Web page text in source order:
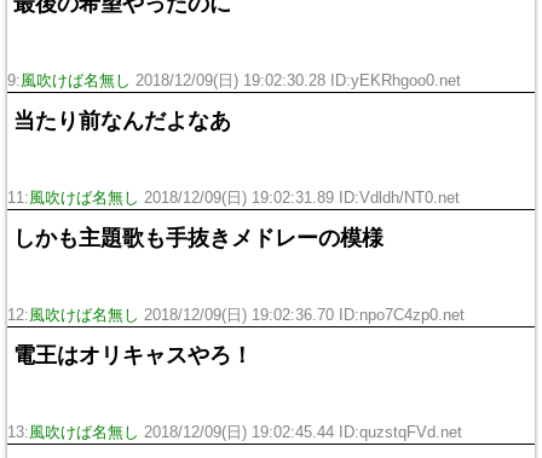
9:風吹けば名無し 2018/12/09(日) 19:02:30.28 ID:yEKRhgoo0.net
当たり前なんだよなあ
11:風吹けば名無し 2018/12/09(日) 19:02:31.89 ID:Vdldh/NT0.net
しかも主題歌も手抜きメドレーの模様
12:風吹けば名無し 2018/12/09(日) 19:02:36.70 ID:npo7C4zp0.net
電王はオリキャスやろ！
13:風吹けば名無し 2018/12/09(日) 19:02:45.44 ID:quzstqFVd.net